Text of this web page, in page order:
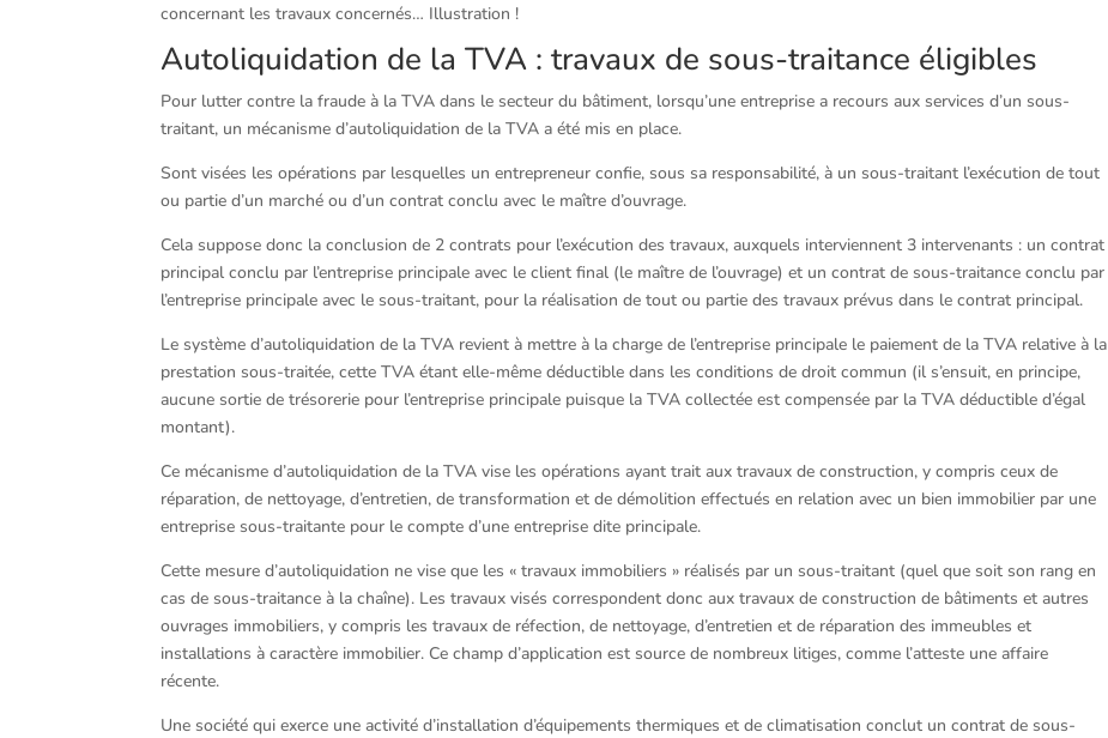
concernant les travaux concernés… Illustration !
Autoliquidation de la TVA : travaux de sous-traitance éligibles
Pour lutter contre la fraude à la TVA dans le secteur du bâtiment, lorsqu’une entreprise a recours aux services d’un sous-
traitant, un mécanisme d’autoliquidation de la TVA a été mis en place.
Sont visées les opérations par lesquelles un entrepreneur confie, sous sa responsabilité, à un sous-traitant l’exécution de tout
ou partie d’un marché ou d’un contrat conclu avec le maître d’ouvrage.
Cela suppose donc la conclusion de 2 contrats pour l’exécution des travaux, auxquels interviennent 3 intervenants : un contrat
principal conclu par l’entreprise principale avec le client final (le maître de l’ouvrage) et un contrat de sous-traitance conclu par
l’entreprise principale avec le sous-traitant, pour la réalisation de tout ou partie des travaux prévus dans le contrat principal.
Le système d’autoliquidation de la TVA revient à mettre à la charge de l’entreprise principale le paiement de la TVA relative à la
prestation sous-traitée, cette TVA étant elle-même déductible dans les conditions de droit commun (il s’ensuit, en principe,
aucune sortie de trésorerie pour l’entreprise principale puisque la TVA collectée est compensée par la TVA déductible d’égal
montant).
Ce mécanisme d’autoliquidation de la TVA vise les opérations ayant trait aux travaux de construction, y compris ceux de
réparation, de nettoyage, d’entretien, de transformation et de démolition effectués en relation avec un bien immobilier par une
entreprise sous-traitante pour le compte d’une entreprise dite principale.
Cette mesure d’autoliquidation ne vise que les « travaux immobiliers » réalisés par un sous-traitant (quel que soit son rang en
cas de sous-traitance à la chaîne). Les travaux visés correspondent donc aux travaux de construction de bâtiments et autres
ouvrages immobiliers, y compris les travaux de réfection, de nettoyage, d’entretien et de réparation des immeubles et
installations à caractère immobilier. Ce champ d’application est source de nombreux litiges, comme l’atteste une affaire
récente.
Une société qui exerce une activité d’installation d’équipements thermiques et de climatisation conclut un contrat de sous-